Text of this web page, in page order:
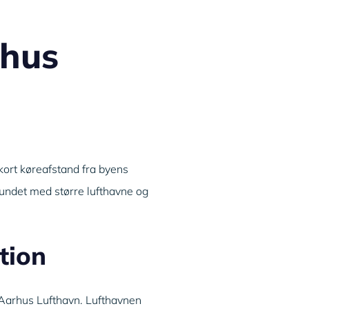
køreafstand fra byens
med større lufthavne og
Lufthavn. Lufthavnen